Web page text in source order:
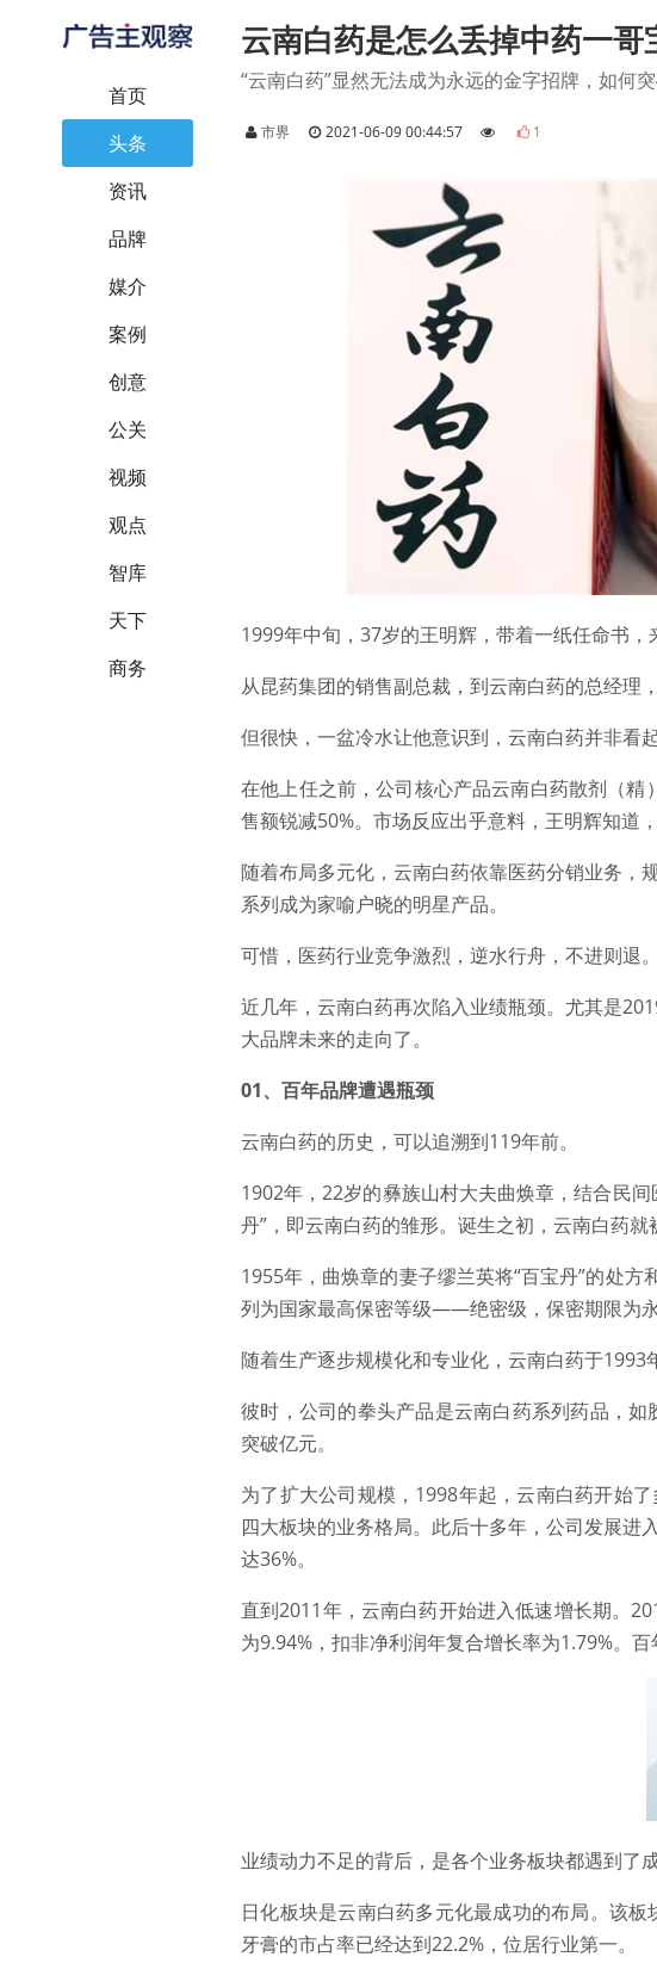
首页
头条
资讯
品牌
媒介
案例
创意
公关
视频
观点
智库
天下
商务
云南白药是怎么丢掉中药一哥
“云南白药”显然无法成为永远的金字招牌，如何
市界 2021-06-09 00:44:57 1
1999年中旬，37岁的王明辉，带着一纸任命书，
从昆药集团的销售副总裁，到云南白药的总经理
但很快，一盆冷水让他意识到，云南白药并非看
在他上任之前，公司核心产品云南白药散剂（
售额锐减50%。市场反应出乎意料，王明辉知道
随着布局多元化，云南白药依靠医药分销业务，
系列成为家喻户晓的明星产品。
可惜，医药行业竞争激烈，逆水行舟，不进则退。
近几年，云南白药再次陷入业绩瓶颈。尤其是
大品牌未来的走向了。
01、百年品牌遭遇瓶颈
云南白药的历史，可以追溯到119年前。
1902年，22岁的彝族山村大夫曲焕章，结合民
丹”，即云南白药的雏形。诞生之初，云南白药就
1955年，曲焕章的妻子缪兰英将“百宝丹”的处
列为国家最高保密等级——绝密级，保密期限为永
随着生产逐步规模化和专业化，云南白药于1993
彼时，公司的拳头产品是云南白药系列药品，
突破亿元。
为了扩大公司规模，1998年起，云南白药开始
四大板块的业务格局。此后十多年，公司发展进
达36%。
直到2011年，云南白药开始进入低速增长期。
为9.94%，扣非净利润年复合增长率为1.79%。百
业绩动力不足的背后，是各个业务板块都遇到了
日化板块是云南白药多元化最成功的布局。该
牙膏的市占率已经达到22.2%，位居行业第一。